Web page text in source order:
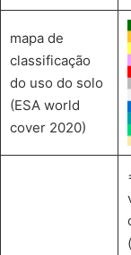
mapa de
classificação
do uso do solo
(ESA world
cover 2020)